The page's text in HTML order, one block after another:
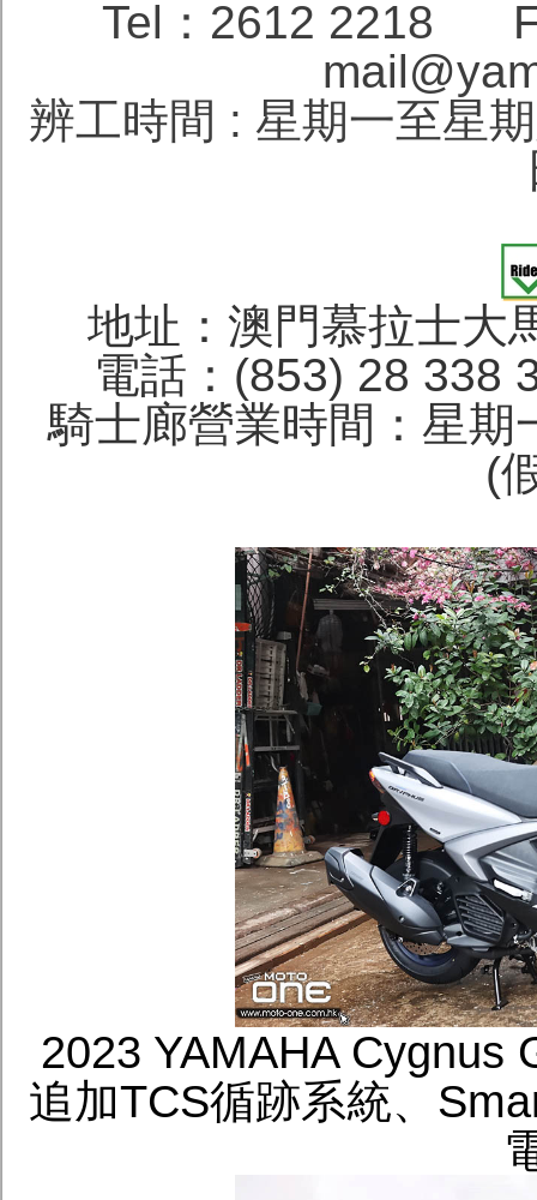
Tel：2612 2218
辨工時間 : 星期一至星
地址：澳門慕拉士大
電話：(853) 28 338
騎士廊營業時間：星期
(
2023 YAMAHA Cygnus
追加TCS循跡系統、